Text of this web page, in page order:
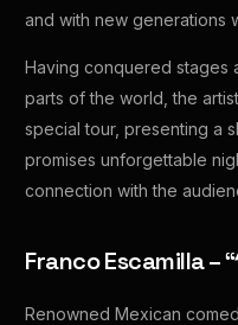
and with new generations
Having conquered stages
parts of the world, the
special tour, presenting a
promises unforgettable
connection with the
Franco Escamilla –
Renowned Mexican